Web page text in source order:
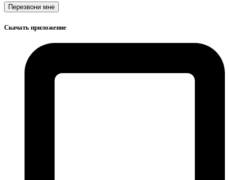
Перезвони мне
Скачать приложение